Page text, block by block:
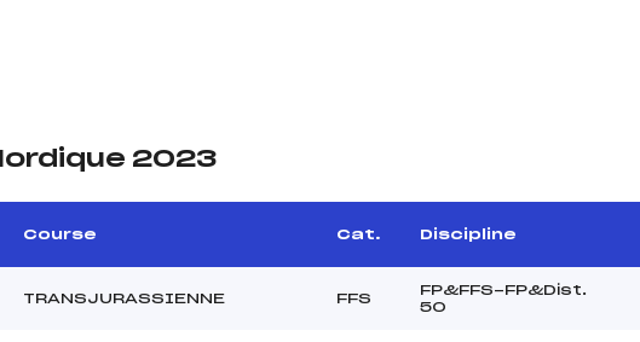
2023
Course Cat. Discipline
TRANSJURASSIENNE FFS
FP&FFS-FP&Dist.
50